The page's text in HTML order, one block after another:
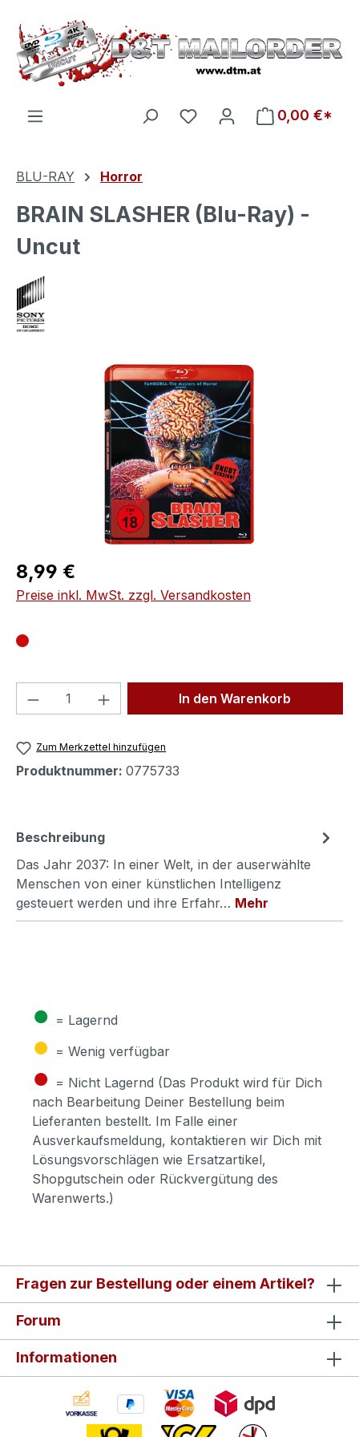
Zum Hauptinhalt springen
Du hast 0 Produkte auf
0,00 €*
BLU-RAY Horror
BRAIN SLASHER (Blu-Ray) -
Uncut
Bildergalerie überspringen
Regulärer Preis:
8,99 €
Preise inkl. MwSt. zzgl. Versandkosten
Produkt Anzahl: Gib denIn den Warenkorb
Zum Merkzettel hinzufügen
Produktnummer: 0775733
Beschreibung
Das Jahr 2037: In einer Welt, in der auserwählte
Menschen von einer künstlichen Intelligenz
gesteuert werden und ihre Erfahr… Mehr
● = Lagernd
● = Wenig verfügbar
● = Nicht Lagernd (Das Produkt wird für Dich
nach Bearbeitung Deiner Bestellung beim
Lieferanten bestellt. Im Falle einer
Ausverkaufsmeldung, kontaktieren wir Dich mit
Lösungsvorschlägen wie Ersatzartikel,
Shopgutschein oder Rückvergütung des
Warenwerts.)
Fragen zur Bestellung oder einem Artikel?
Forum
Informationen